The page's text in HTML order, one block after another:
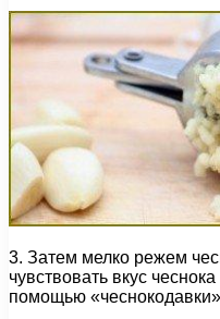
3. Затем мелко режем
чувствовать вкус
помощью